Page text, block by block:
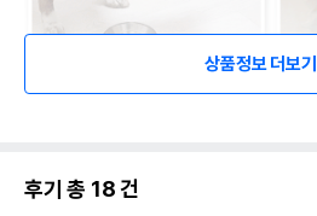
상품정보 더보기
후기 총 18건